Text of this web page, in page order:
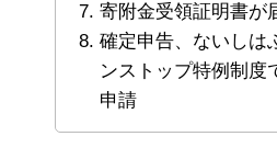
寄附金受領証明書が
確定申告、ないしは
ンストップ特例制度
申請